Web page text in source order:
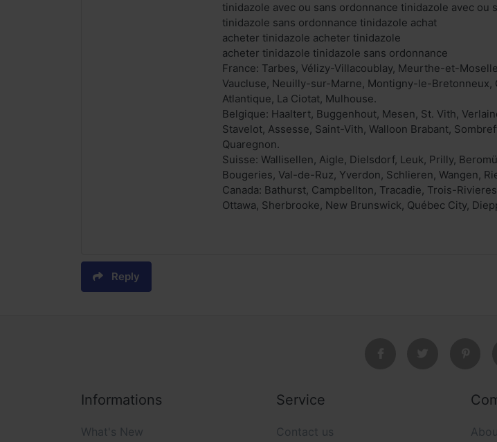
tinidazole avec ou sans ordonnance tinidazole avec ou
tinidazole sans ordonnance tinidazole achat
acheter tinidazole acheter tinidazole
acheter tinidazole tinidazole sans ordonnance
France: Tarbes, Vélizy-Villacoublay, Meurthe-et-
Vaucluse, Neuilly-sur-Marne, Montigny-le-
Atlantique, La Ciotat, Mulhouse.
Belgique: Haaltert, Buggenhout, Mesen, St. Vith,
Stavelot, Assesse, Saint-Vith, Walloon Brabant,
Quaregnon.
Suisse: Wallisellen, Aigle, Dielsdorf, Leuk, Prilly,
Bougeries, Val-de-Ruz, Yverdon, Schlieren, Wangen,
Canada: Bathurst, Campbellton, Tracadie, Trois-
Ottawa, Sherbrooke, New Brunswick, Québec City,
Reply
Informations
What's New
Service
Contact us